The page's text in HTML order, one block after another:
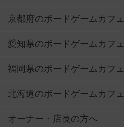
京都府のボードゲームカフェ
愛知県のボードゲームカフェ
福岡県のボードゲームカフェ
北海道のボードゲームカフェ
オーナー・店長の方へ